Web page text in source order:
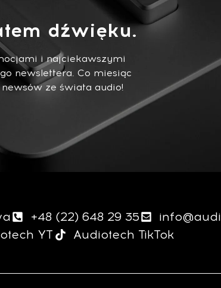
dźwięku.
i najciekawszymi
newslettera. Co miesiąc
ze świata audio!
+48 (22) 648 29 35
YT Audiotech TikTok